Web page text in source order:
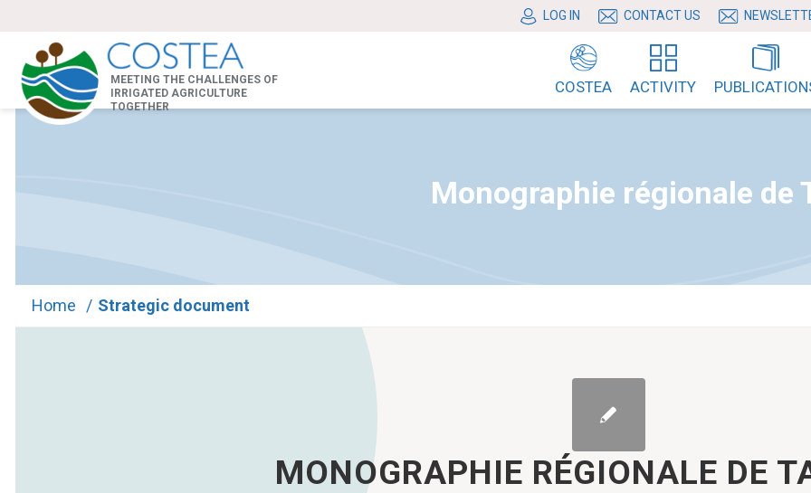
LOG IN CONTACT US
MEETING THE CHALLENGES OF
IRRIGATED AGRICULTURE
TOGETHER
COSTEA ACTIVITY
Monographie régionale de
Home / Strategic document
MONOGRAPHIE RÉGIONALE DE